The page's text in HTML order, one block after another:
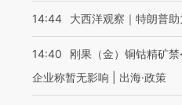
14:44 大西洋观察｜特朗普
14:40
刚果（金）铜钴精矿
企业称暂无影响 | 出海·政策